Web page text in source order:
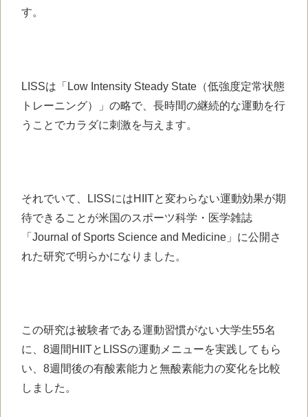
す。
LISSは「Low Intensity Steady State（低強度定常状態
トレーニング）」の略で、長時間の継続的な運動を行
うことでカラダに刺激を与えます。
それでいて、LISSにはHIITと変わらない運動効果が期
待できることが米国のスポーツ科学・医学雑誌
「 Journal of Sports Science and Medicine」に公開さ
れた研究で明らかになりました。
この研究は被験者である運動習慣がない大学生55名
に、8週間HIITとLISSの運動メニューを実践してもら
い、8週間後の有酸素能力と無酸素能力の変化を比較
しました。